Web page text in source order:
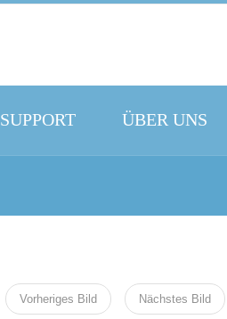
SUPPORT ÜBER UNS
Vorheriges Bild Nächstes Bild